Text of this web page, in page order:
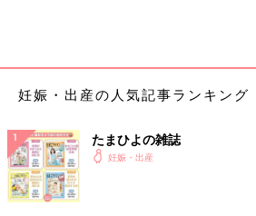
妊娠・出産の人気記事ランキング
たまひよの雑誌
妊娠・出産